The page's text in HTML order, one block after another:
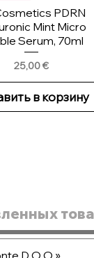
PDRN
Mint Micro
Serum, 70ml
Цена
25,00 €
в корзину